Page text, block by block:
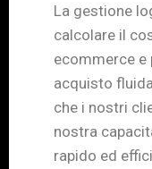
La gestione
calcolare il
ecommerce e
acquisto
che i nostri
nostra
rapido ed